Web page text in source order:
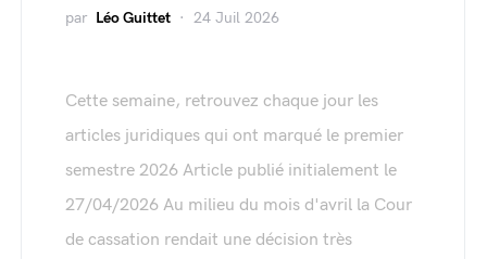
par Léo Guittet 24 Juil 2026
Cette semaine, retrouvez chaque jour les
articles juridiques qui ont marqué le premier
semestre 2026 Article publié initialement le
27/04/2026 Au milieu du mois d'avril la Cour
de cassation rendait une décision très